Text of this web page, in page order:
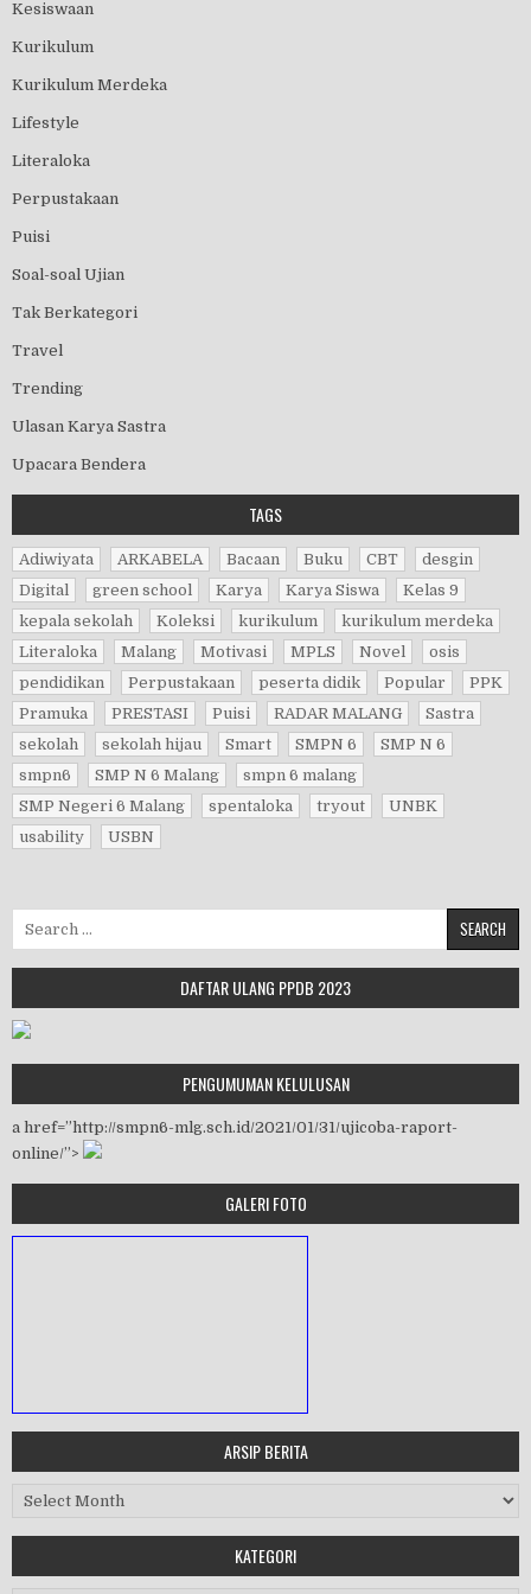
Kesiswaan
Kurikulum
Kurikulum Merdeka
Lifestyle
Literaloka
Perpustakaan
Puisi
Soal-soal Ujian
Tak Berkategori
Travel
Trending
Ulasan Karya Sastra
Upacara Bendera
TAGS
Adiwiyata ARKABELA Bacaan Buku CBT
desgin
Digital
green school Karya Karya Siswa
Kelas 9
kepala sekolah
Koleksi kurikulum
kurikulum merdeka
Literaloka
Malang Motivasi MPLS Novel
osis
pendidikan
Perpustakaan peserta didik Popular
PPK
Pramuka
PRESTASI Puisi RADAR MALANG
Sastra
sekolah
sekolah hijau Smart SMPN 6
SMP N 6
smpn6
SMP N 6 Malang
smpn 6 malang
SMP Negeri 6 Malang
spentaloka tryout
UNBK
usability
USBN
Search for:
DAFTAR ULANG PPDB 2023
PENGUMUMAN KELULUSAN
a href=”http://smpn6-mlg.sch.id/2021/01/31/ujicoba-raport-
online/”>
GALERI FOTO
Workshop Perangkat 2019
ARSIP BERITA
Arsip Berita
KATEGORI